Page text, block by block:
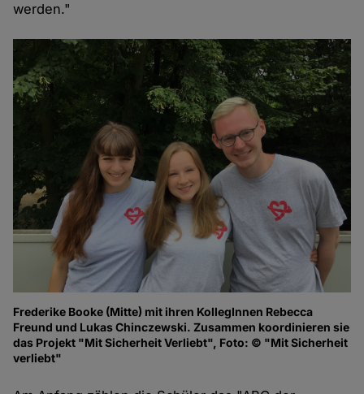
werden."
Frederike Booke (Mitte) mit ihren KollegInnen Rebecca
Freund und Lukas Chinczewski. Zusammen koordinieren sie
das Projekt "Mit Sicherheit Verliebt", Foto: © "Mit Sicherheit
verliebt"